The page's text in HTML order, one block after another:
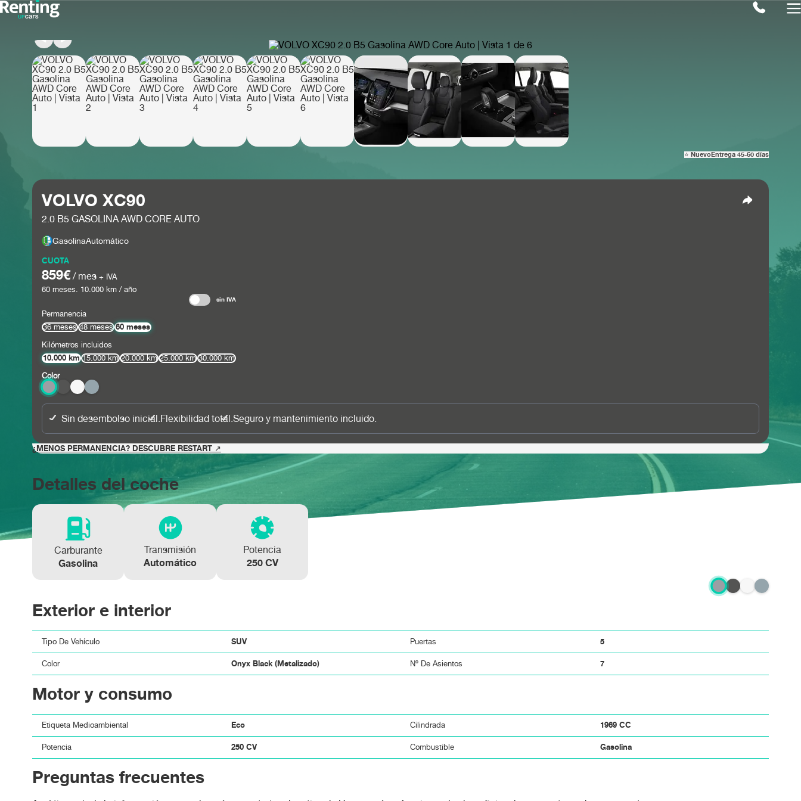
⭐ NuevoEntrega 45-60 días
VOLVO XC90
2.0 B5 GASOLINA AWD CORE AUTO
GasolinaAutomático
CUOTA
859€/ mes + IVA
60meses. 10.000km / año
sin IVA
Permanencia
36 meses
48 meses 60 meses
Kilómetros incluidos
10.000 km 15.000 km 20.000 km 25.000 km
30.000 km
Color
Sin desembolso inicial.Flexibilidad total.Seguro y mantenimiento incluido.
¿MENOS PERMANENCIA? DESCUBRE RESTART ↗
Detalles del coche
Carburante
Gasolina
Transmisión
Automático
Potencia
250 CV
Exterior e interior
Tipo De Vehículo SUV Puertas 5
Color Onyx Black (metalizado) Nº De Asientos 7
Motor y consumo
Etiqueta Medioambiental Eco Cilindrada 1969 CC
Potencia 250 CV Combustible Gasolina
Preguntas frecuentes